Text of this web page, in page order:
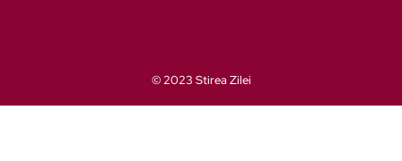
© 2023 Stirea Zilei